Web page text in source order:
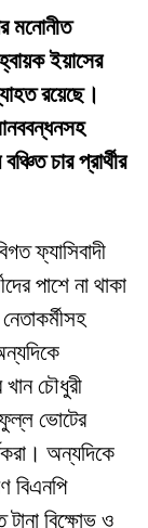
মনোনীত
ইয়াসের
রয়েছে।
চার প্রার্থীর
ফ্যাসিবাদী
পাশে না থাকা
চৌধুরী
ভোটের
অন্যদিকে
বিএনপি
টানা বিক্ষোভ ও